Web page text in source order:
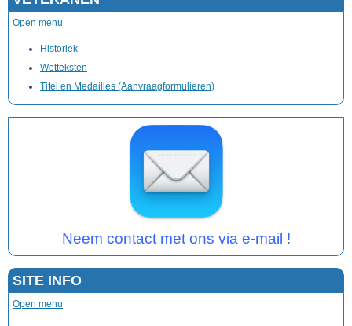
Open menu
Historiek
Wetteksten
Titel en Medailles (Aanvraagformulieren)
Neem contact met ons via e-mail !
SITE INFO
Open menu